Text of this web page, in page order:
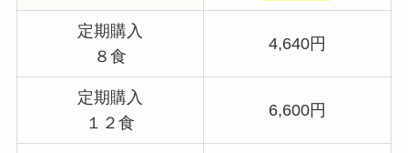
定期購入
８食
4,640円
定期購入
１２食
6,600円